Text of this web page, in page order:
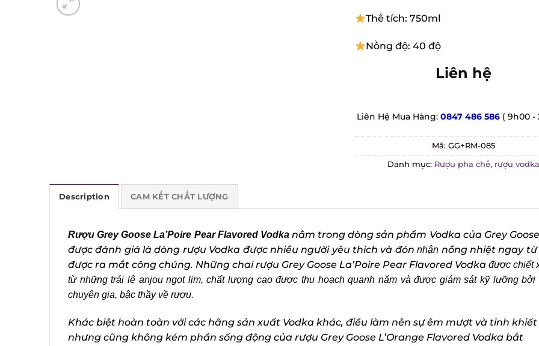
Thể tích: 750ml
Nồng độ: 40 độ
Liên hệ
Liên Hệ Mua Hàng:0847 486 586 ( 9h00 -
Mã:GG+RM-085
Danh mục:Rượu pha chế,rượu vodka
Description CAM KẾT CHẤT LƯỢNG
Rượu Grey Goose La’Poire Pear Flavored Vodkanằm trong dòng sản phẩm Vodka của Grey Goose
được đánh giá là dòng rượu Vodka được nhiều người yêu thích và đónnhậnnồng nhiệt ngay từ
được ra mắt công chúng. Những chai rượu Grey Goose La’Poire Pear Flavored Vodka được chiết
từ những trái lê anjou ngọt lịm,chất lượng cao được thu hoạch quanh năm và được giám sát kỹ lưỡng bởi
chuyên gia, bậc thầy về rượu.
Khác biệt hoàn toàn với các hãng sản xuất Vodka khác, điều làm nên sự êm mượt và tinh khiết
nhưng cũng không kém phần sống động của rượu Grey Goose L’Orange Flavored Vodka bắt